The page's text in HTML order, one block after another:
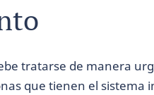
tratarse de manera
que tienen el sistema